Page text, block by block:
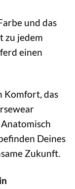
und das
zu jedem
einen
Komfort, das
Deines
Zukunft.